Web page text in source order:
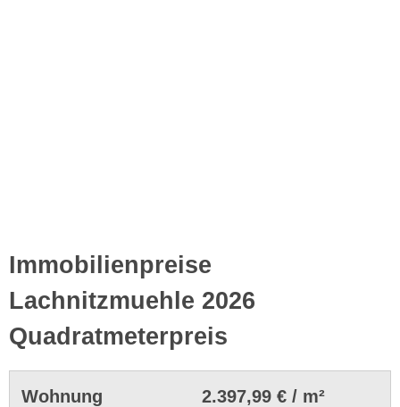
Immobilienpreise
Lachnitzmuehle 2026
Quadratmeterpreis
Wohnung
2.397,99 € / m²